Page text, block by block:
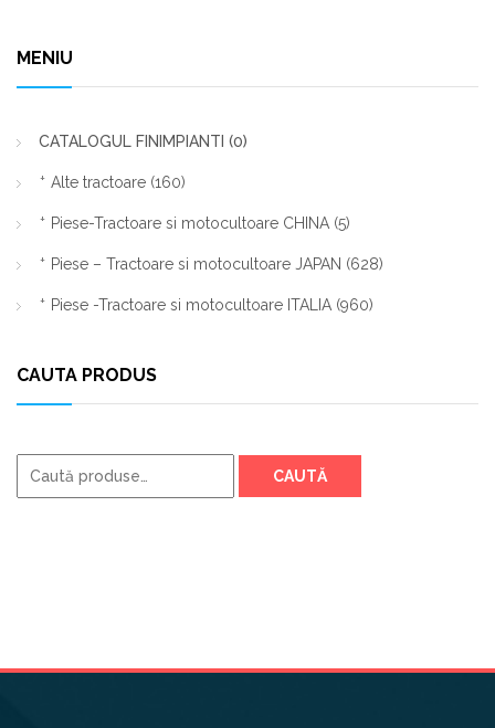
MENIU
CATALOGUL FINIMPIANTI (0)
Alte tractoare (160)
Piese-Tractoare si motocultoare CHINA (5)
Piese – Tractoare si motocultoare JAPAN (628)
Piese -Tractoare si motocultoare ITALIA (960)
CAUTA PRODUS
Caută
după:
CAUTĂ